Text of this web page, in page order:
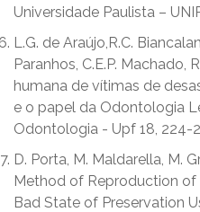
Universidade Paulista –
L.G. de Araújo,R.C.
Paranhos, C.E.P. Machado,
humana de vítimas de
e o papel da Odontologia
Odontologia - Upf 18, 224-
D. Porta, M. Maldarella, M.
Method of Reproduction of
Bad State of Preservation